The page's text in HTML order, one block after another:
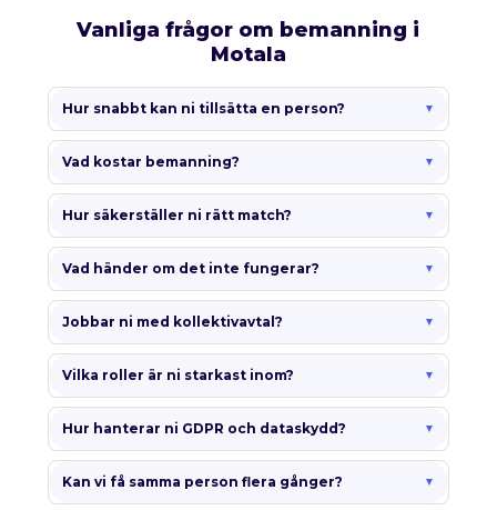
Vanliga frågor om bemanning i
Motala
Hur snabbt kan ni tillsätta en person?
Vad kostar bemanning?
Hur säkerställer ni rätt match?
Vad händer om det inte fungerar?
Jobbar ni med kollektivavtal?
Vilka roller är ni starkast inom?
Hur hanterar ni GDPR och dataskydd?
Kan vi få samma person flera gånger?